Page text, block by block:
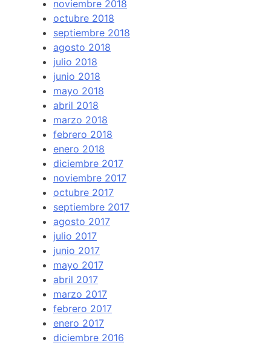
noviembre 2018
octubre 2018
septiembre 2018
agosto 2018
julio 2018
junio 2018
mayo 2018
abril 2018
marzo 2018
febrero 2018
enero 2018
diciembre 2017
noviembre 2017
octubre 2017
septiembre 2017
agosto 2017
julio 2017
junio 2017
mayo 2017
abril 2017
marzo 2017
febrero 2017
enero 2017
diciembre 2016